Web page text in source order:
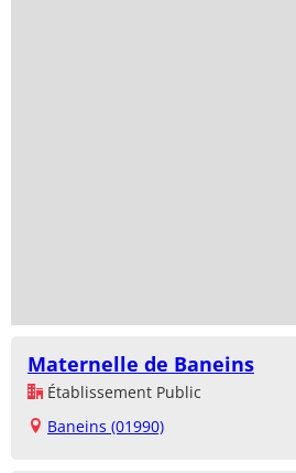
Maternelle de Baneins
Établissement Public
Baneins (01990)